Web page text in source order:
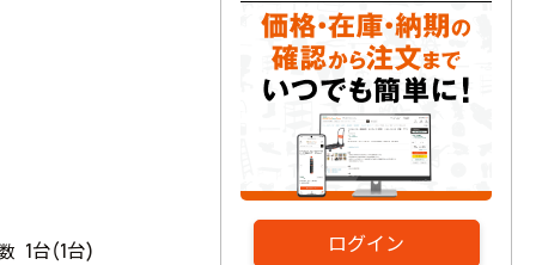
ログイン
1台(1台)